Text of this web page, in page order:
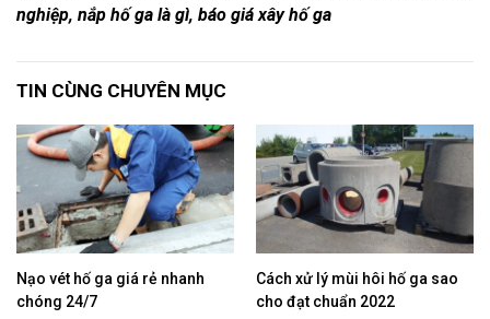
nghiệp, nắp hố ga là gì, báo giá xây hố ga
TIN CÙNG CHUYÊN MỤC
Nạo vét hố ga giá rẻ nhanh
chóng 24/7
Cách xử lý mùi hôi hố ga sao
cho đạt chuẩn 2022